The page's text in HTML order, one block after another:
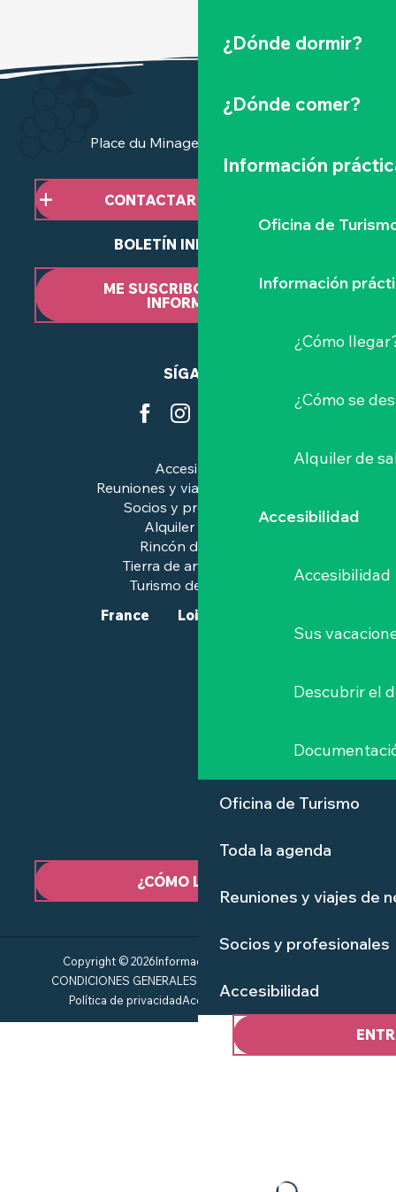
¿Dónde dormir?
¿Dónde comer?
Información
Oficina de
Información
¿Cómo
¿Cómo se
Alquiler de
Accesibilidad
Accesibilidad
Sus
Descubrir el
Oficina de Turismo
Toda la agenda
Reuniones y viajes de
Socios y profesionales
Accesibilidad
Place du Minage - 44190 Clisson
CONTACTAR CON NOSOTROS
BOLETÍN INFORMATIVO
ME SUSCRIBO AL BOLETÍN
INFORMATIVO
SÍGANOS
Accesibilidad
Reuniones y viajes de negocios
Socios y profesionales
Alquiler de salas
Rincón de prensa
Tierra de arte e historia
Turismo de calidad™.
¿CÓMO LLEGAR?
France Loire-Atlantique
Copyright © 2026Información jurídica
CONDICIONES GENERALES
Política de privacidadAccesibilidad: no conforme